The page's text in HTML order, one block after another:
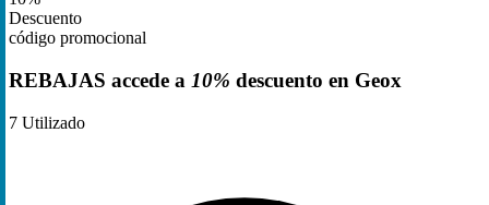
Descuento
código promocional
REBAJAS accede a 10% descuento en Geox
7 Utilizado